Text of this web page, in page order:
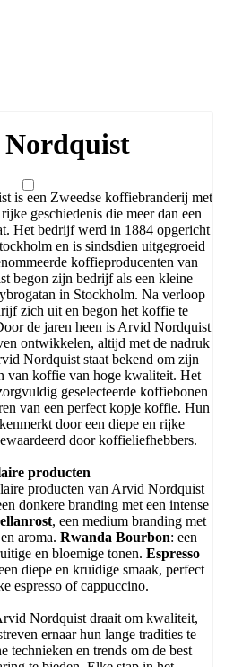
is een Zweedse koffiebranderij met
geschiedenis die meer dan een
Het bedrijf werd in 1884 opgericht
en is sindsdien uitgegroeid
koffieproducenten van
begon zijn bedrijf als een kleine
in Stockholm. Na verloop
zich uit en begon het koffie te
de jaren heen is Arvid Nordquist
ontwikkelen, altijd met de nadruk
Nordquist staat bekend om zijn
van koffie van hoge kwaliteit. Het
geselecteerde koffiebonen
van een perfect kopje koffie. Hun
door een diepe en rijke
door koffieliefhebbers.
producten
producten van Arvid Nordquist
donkere branding met een intense
, een medium branding met
aroma. Rwanda Bourbon: een
en bloemige tonen. Espresso
diepe en kruidige smaak, perfect
espresso of cappuccino.
Nordquist draait om kwaliteit,
ernaar hun lange tradities te
technieken en trends om de best